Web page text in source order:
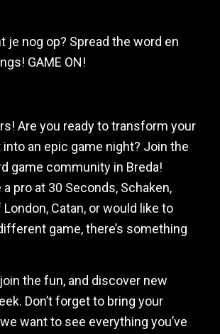
je nog op? Spread the word en
GAME ON!
Are you ready to transform your
an epic game night? Join the
game community in Breda!
a pro at 30 Seconds, Schaken,
Catan, or would like to
game, there’s something
the fun, and discover new
Don’t forget to bring your
want to see everything you’ve